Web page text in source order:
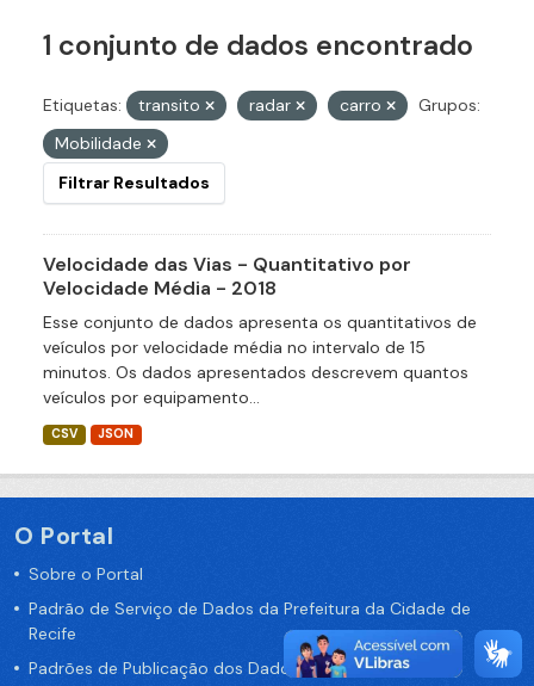
1 conjunto de dados encontrado
Etiquetas: transito radar carro
Grupos:
Mobilidade
Filtrar Resultados
Velocidade das Vias - Quantitativo por
Velocidade Média - 2018
Esse conjunto de dados apresenta os quantitativos de
veículos por velocidade média no intervalo de 15
minutos. Os dados apresentados descrevem quantos
veículos por equipamento...
CSV JSON
O Portal
Sobre o Portal
Padrão de Serviço de Dados da Prefeitura da Cidade de
Recife
Padrões de Publicação dos Dados no Portal de Dados